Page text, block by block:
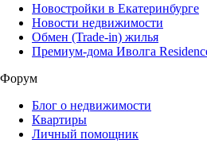
Новостройки в Екатеринбурге
Новости недвижимости
Обмен (Trade-in) жилья
Премиум-дома Иволга
Форум
Блог о недвижимости
Квартиры
Личный помощник